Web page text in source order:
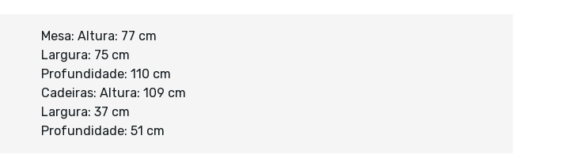
Mesa: Altura: 77 cm
Largura: 75 cm
Profundidade: 110 cm
Cadeiras: Altura: 109 cm
Largura: 37 cm
Profundidade: 51 cm